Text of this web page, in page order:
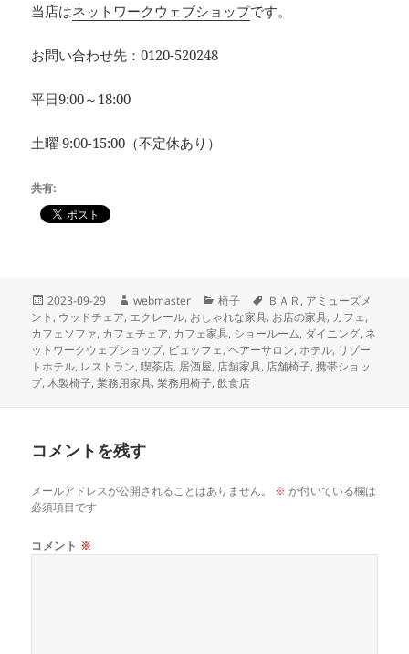
当店はネットワークウェブショップです。
お問い合わせ先：0120-520248
平日9:00～18:00
土曜 9:00-15:00（不定休あり）
共有:
投
稿
日:
2023-09-29
作
成
者
webmaster
カ
テ
ゴ
リ
ー
椅子
タ
グ
ＢＡＲ , アミューズメ
ント , ウッドチェア, エクレール, おしゃれな家具, お店の家具, カフェ,
カフェソファ, カフェチェア, カフェ家具, ショールーム, ダイニング, ネ
ットワークウェブショップ, ビュッフェ,ヘアーサロン,ホテル, リゾー
トホテル, レストラン,喫茶店, 居酒屋, 店舗家具, 店舗椅子,携帯ショッ
プ,木製椅子,業務用家具,業務用椅子,飲食店
コメントを残す
メールアドレスが公開されることはありません。 ※ が付いている欄は
必須項目です
コメント ※